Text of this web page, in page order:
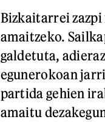
Bizkaitarrei
amaitzeko.
galdetuta,
egunerokoan
partida gehien
amaitu